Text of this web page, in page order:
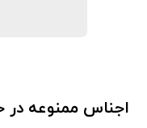
اجناس ممنوعه در